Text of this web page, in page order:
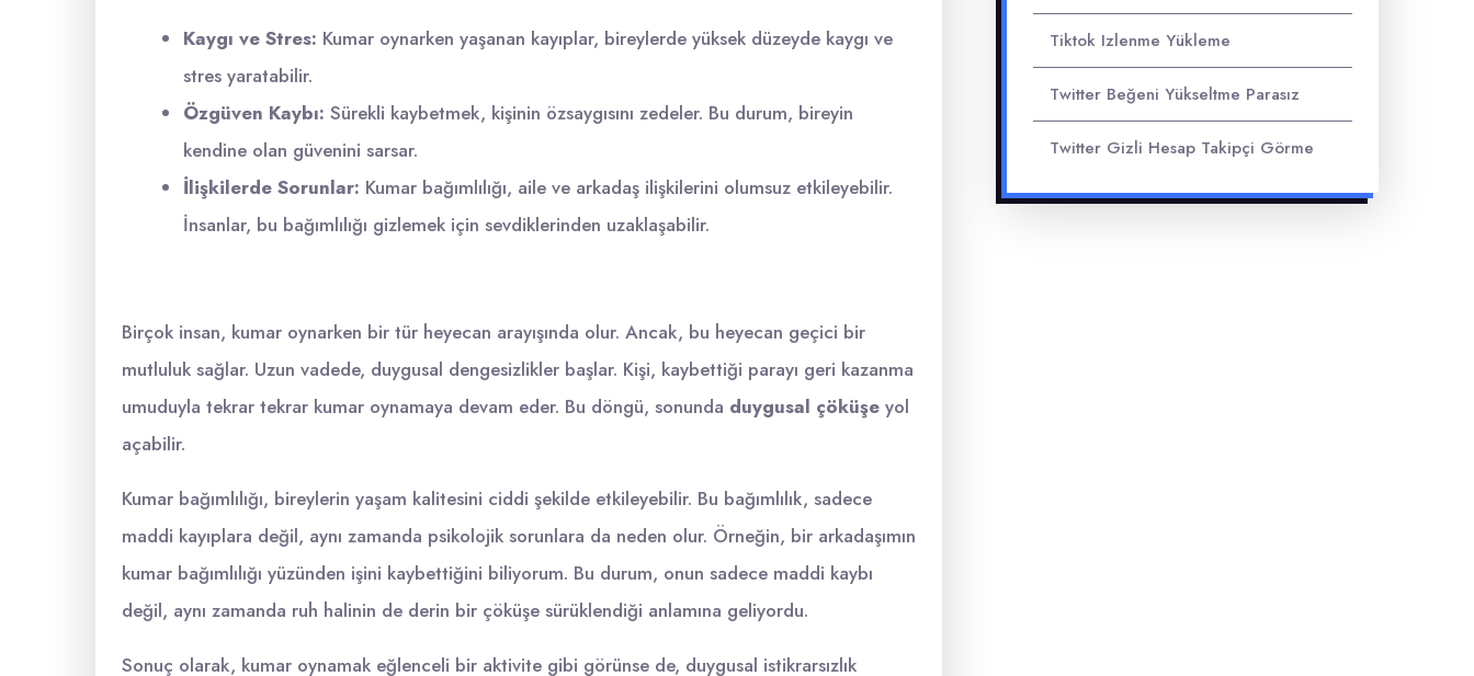
Kaygı ve Stres: Kumar oynarken yaşanan kayıplar, bireylerde yüksek düzeyde kaygı ve
stres yaratabilir.
Özgüven Kaybı: Sürekli kaybetmek, kişinin özsaygısını zedeler. Bu durum, bireyin
kendine olan güvenini sarsar.
İlişkilerde Sorunlar: Kumar bağımlılığı, aile ve arkadaş ilişkilerini olumsuz etkileyebilir.
İnsanlar, bu bağımlılığı gizlemek için sevdiklerinden uzaklaşabilir.
Birçok insan, kumar oynarken bir tür heyecan arayışında olur. Ancak, bu heyecan geçici bir
mutluluk sağlar. Uzun vadede, duygusal dengesizlikler başlar. Kişi, kaybettiği parayı geri kazanma
umuduyla tekrar tekrar kumar oynamaya devam eder. Bu döngü, sonunda duygusal çöküşe yol
açabilir.
Kumar bağımlılığı, bireylerin yaşam kalitesini ciddi şekilde etkileyebilir. Bu bağımlılık, sadece
maddi kayıplara değil, aynı zamanda psikolojik sorunlara da neden olur. Örneğin, bir arkadaşımın
kumar bağımlılığı yüzünden işini kaybettiğini biliyorum. Bu durum, onun sadece maddi kaybı
değil, aynı zamanda ruh halinin de derin bir çöküşe sürüklendiği anlamına geliyordu.
Sonuç olarak, kumar oynamak eğlenceli bir aktivite gibi görünse de, duygusal istikrarsızlık
Tiktok Izlenme Yükleme
Twitter Beğeni Yükseltme Parasız
Twitter Gizli Hesap Takipçi Görme